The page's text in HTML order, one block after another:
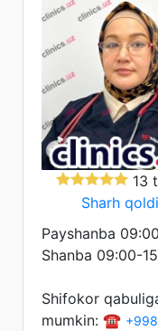
13
Sharh
Payshanba
Shanba 09:00-
Shifokor
mumkin: ☎️